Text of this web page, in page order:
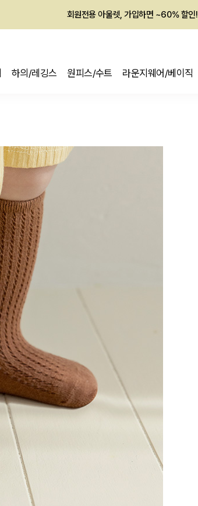
회원전용 아울렛, 가입하면 ~60% 할인!
하의/레깅스 원피스/수트 라운지웨어/베이직